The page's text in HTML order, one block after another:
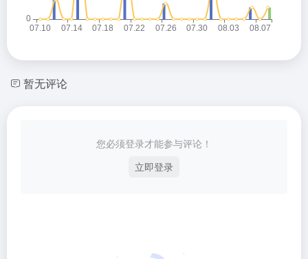
暂无评论
您必须登录才能参与评论！
立即登录